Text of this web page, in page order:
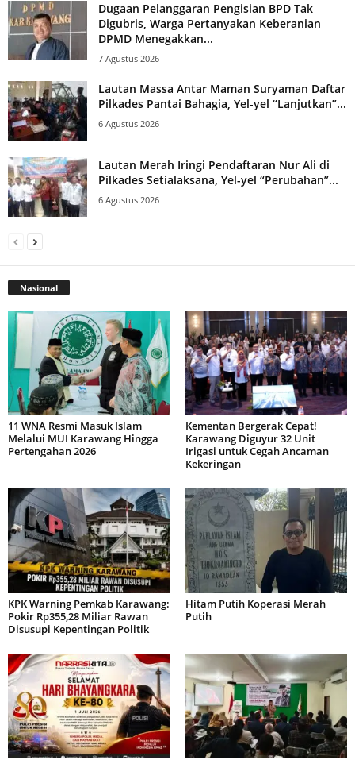
Dugaan Pelanggaran Pengisian BPD Tak
Digubris, Warga Pertanyakan Keberanian
DPMD Menegakkan...
7 Agustus 2026
Lautan Massa Antar Maman Suryaman Daftar
Pilkades Pantai Bahagia, Yel-yel “Lanjutkan”...
6 Agustus 2026
Lautan Merah Iringi Pendaftaran Nur Ali di
Pilkades Setialaksana, Yel-yel “Perubahan”...
6 Agustus 2026
Nasional
11 WNA Resmi Masuk Islam
Melalui MUI Karawang Hingga
Pertengahan 2026
Kementan Bergerak Cepat!
Karawang Diguyur 32 Unit
Irigasi untuk Cegah Ancaman
Kekeringan
KPK Warning Pemkab Karawang:
Pokir Rp355,28 Miliar Rawan
Disusupi Kepentingan Politik
Hitam Putih Koperasi Merah
Putih